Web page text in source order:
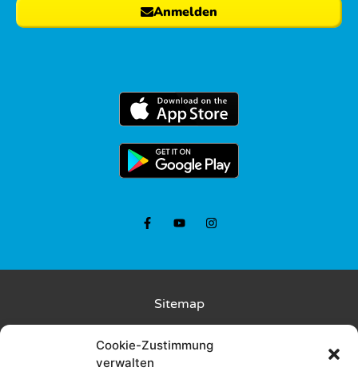
Cookie-Zustimmung
verwalten
Anmelden
Kunde wirbt Kunde
Sitemap